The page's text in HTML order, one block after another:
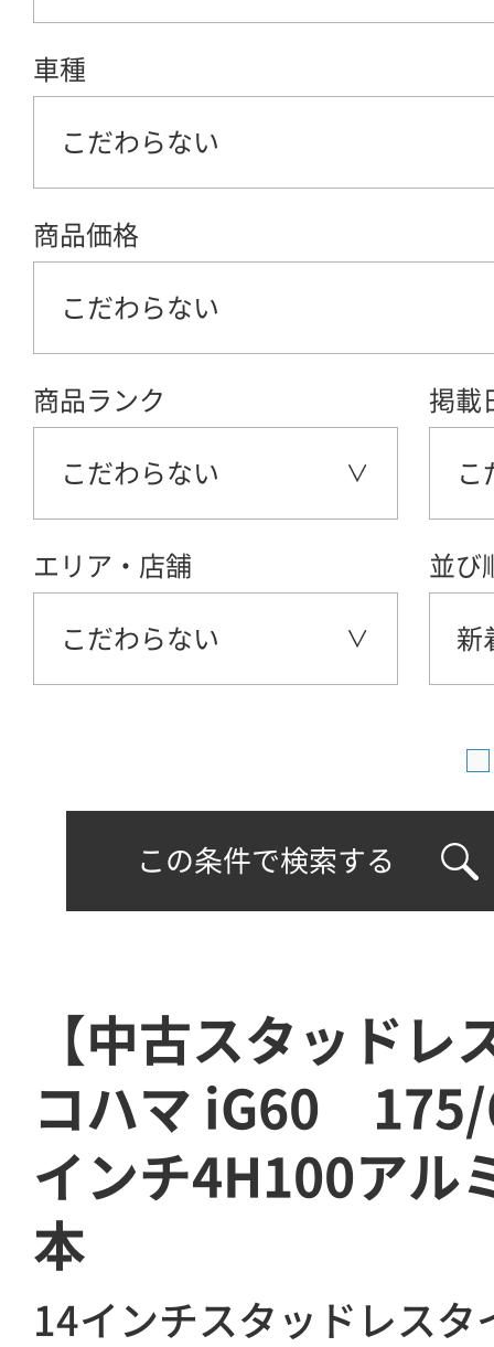
車種
こだわらない
商品価格
こだわらない
商品ランク
こだわらない
掲載
こ
エリア・店舗
こだわらない
並び
新
この条件で検索する
【中古スタッドレ
コハマ iG60
インチ4H100ア
本
14インチスタッドレスタ